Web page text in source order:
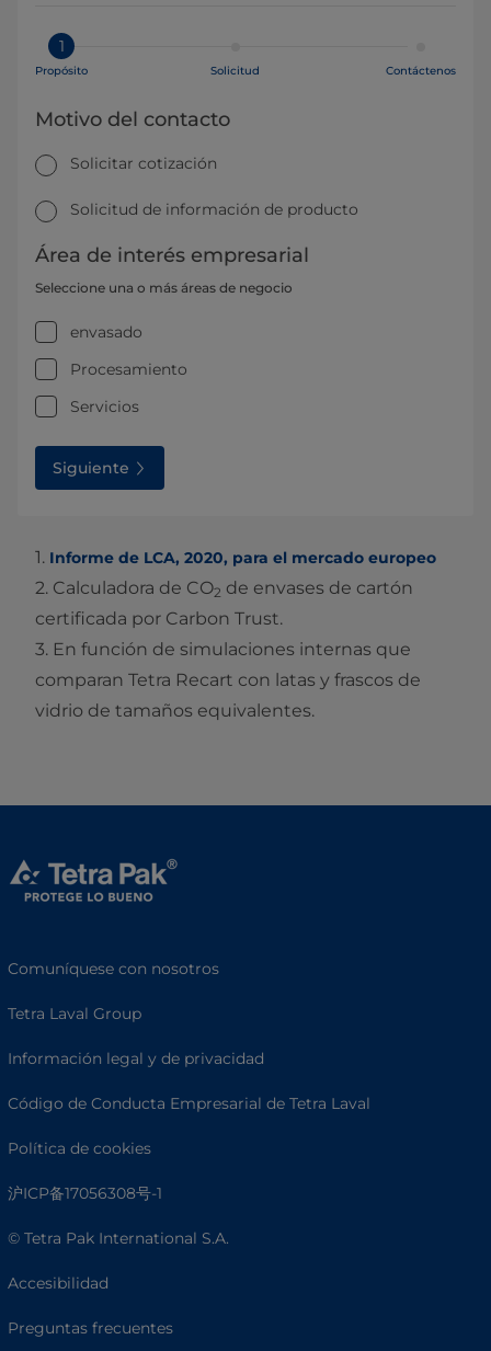
1
Propósito Solicitud Contáctenos
Motivo del contacto
Solicitar cotización
Solicitud de información de producto
Área de interés empresarial
Seleccione una o más áreas de negocio
envasado
Procesamiento
Servicios
Siguiente
1. Informe de LCA, 2020, para el mercado europeo
2. Calculadora de CO2 de envases de cartón
certificada por Carbon Trust.
3. En función de simulaciones internas que
comparan Tetra Recart con latas y frascos de
vidrio de tamaños equivalentes.
Comuníquese con nosotros
Tetra Laval Group
Información legal y de privacidad
Código de Conducta Empresarial de Tetra Laval
Política de cookies
沪ICP备17056308号-1
© Tetra Pak International S.A.
Accesibilidad
Preguntas frecuentes